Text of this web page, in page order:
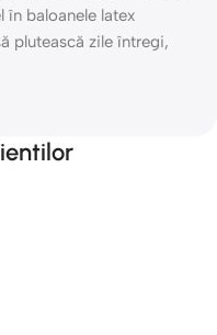
în baloanele latex
plutească zile întregi,